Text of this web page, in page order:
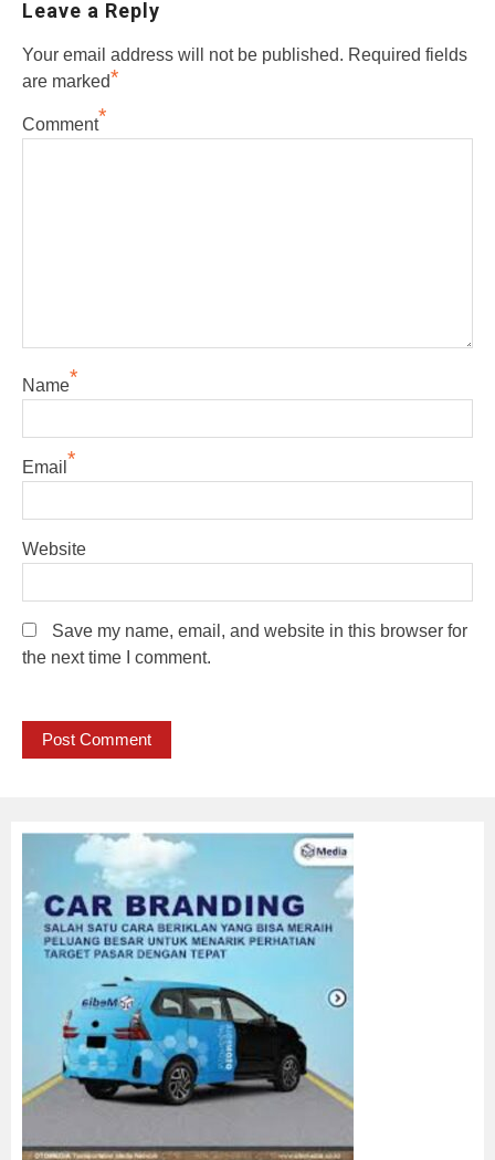
Leave a Reply
Your email address will not be published. Required fields
are marked*
Comment*
Name*
Email *
Website
Save my name, email, and website in this browser for
the next time I comment.